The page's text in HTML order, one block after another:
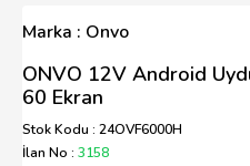
Marka : Onvo
ONVO 12V Android
60 Ekran
Stok Kodu : 24OVF6000H
İlan No : 3158